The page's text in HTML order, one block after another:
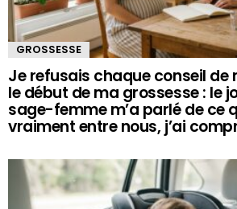
GROSSESSE
Je refusais chaque conseil de
le début de ma grossesse : le
sage-femme m’a parlé de ce
vraiment entre nous, j’ai